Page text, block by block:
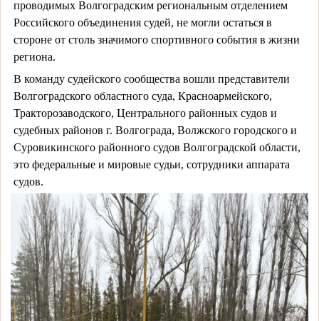
проводимых Волгоградским региональным отделением
Российского объединения судей, не могли остаться в
стороне от столь значимого спортивного события в жизни
региона.
В команду судейского сообщества вошли представители
Волгоградского областного суда, Красноармейского,
Тракторозаводского, Центрального районных судов и
судебных районов г. Волгограда, Волжского городского и
Суровикинского районного судов Волгоградской области,
это федеральные и мировые судьи, сотрудники аппарата
судов.